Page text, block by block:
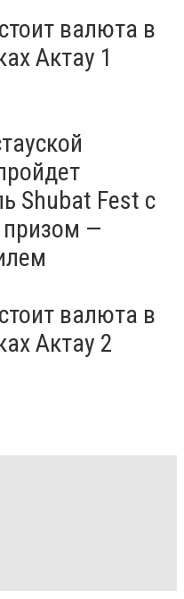
валюта в
Актау 1
Shubat Fest с
—
валюта в
Актау 2